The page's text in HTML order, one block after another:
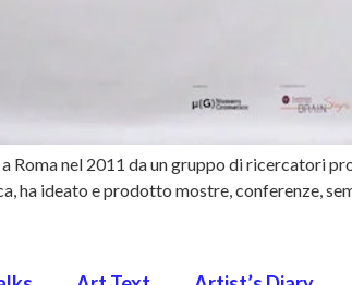
nel 2011 da un gruppo di ricercatori
ha ideato e prodotto mostre, conferenze,